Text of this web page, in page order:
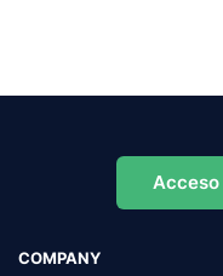
COMPANY